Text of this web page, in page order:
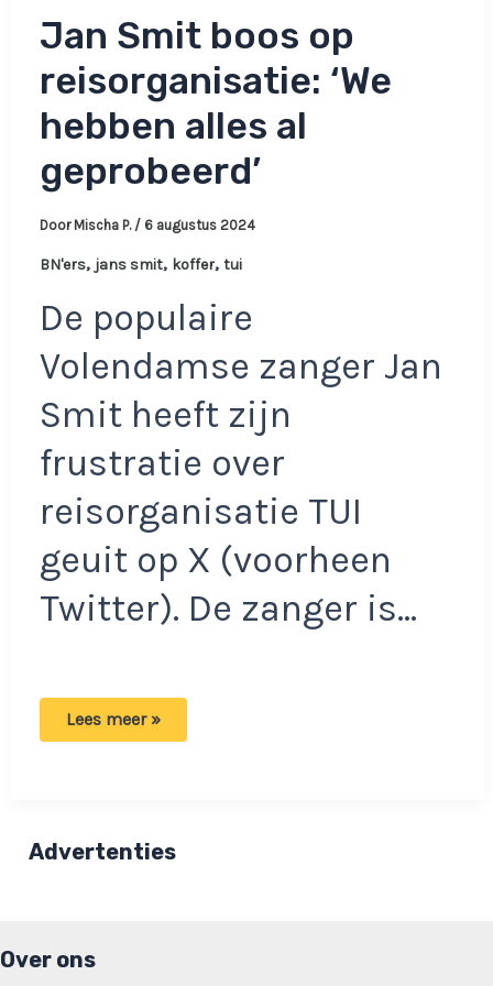
Jan Smit boos op
reisorganisatie: ‘We
hebben alles al
geprobeerd’
Door Mischa P. / 6 augustus 2024
BN'ers, jans smit, koffer, tui
De populaire
Volendamse zanger Jan
Smit heeft zijn
frustratie over
reisorganisatie TUI
geuit op X (voorheen
Twitter). De zanger is…
Jan
alles
al
Lees meer »
Advertenties
Over ons